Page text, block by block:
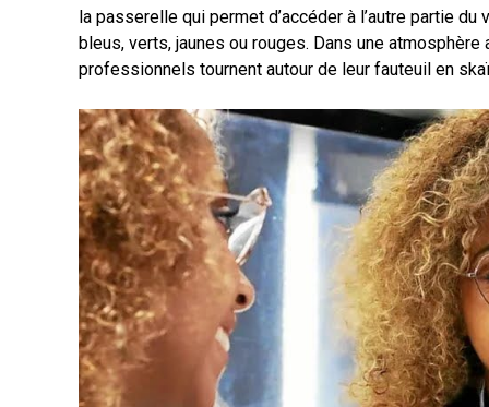
la passerelle qui permet d’accéder à l’autre partie
bleus, verts, jaunes ou rouges. Dans une atmosphère
professionnels tournent autour de leur fauteuil en